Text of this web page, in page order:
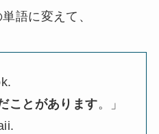
語に変えて、
ことがあります。」